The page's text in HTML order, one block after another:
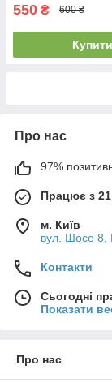
550 ₴ 600 ₴
Купити
Про нас
97%
Працює з
м. Київ
вул. Шосе 8,
Контакти
Сьогодні
Показати
Про нас